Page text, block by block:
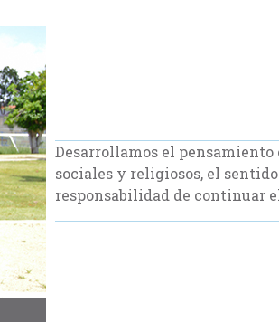
Desarrollamos el
sociales y religiosos, el
responsabilidad de continuar